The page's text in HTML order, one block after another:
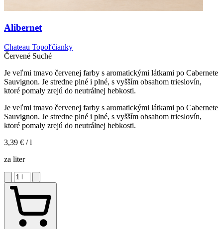
Alibernet
Chateau Topoľčianky
Červené Suché
Je veľmi tmavo červenej farby s aromatickými látkami po Cabernete
Sauvignon. Je stredne plné i plné, s vyšším obsahom trieslovín,
ktoré pomaly zrejú do neutrálnej hebkosti.
Je veľmi tmavo červenej farby s aromatickými látkami po Cabernete
Sauvignon. Je stredne plné i plné, s vyšším obsahom trieslovín,
ktoré pomaly zrejú do neutrálnej hebkosti.
3,39 € / l
za liter